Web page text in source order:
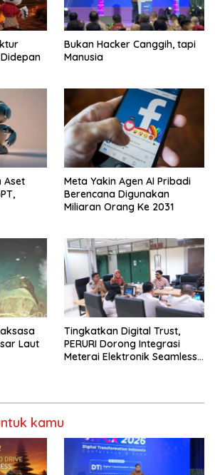
Bukan Hacker Canggih, tapi
Manusia
Aset
Meta Yakin Agen AI Pribadi
Berencana Digunakan
Miliaran Orang Ke 2031
Laut
Tingkatkan Digital Trust,
PERURI Dorong Integrasi
Meterai Elektronik Seamless
kamu